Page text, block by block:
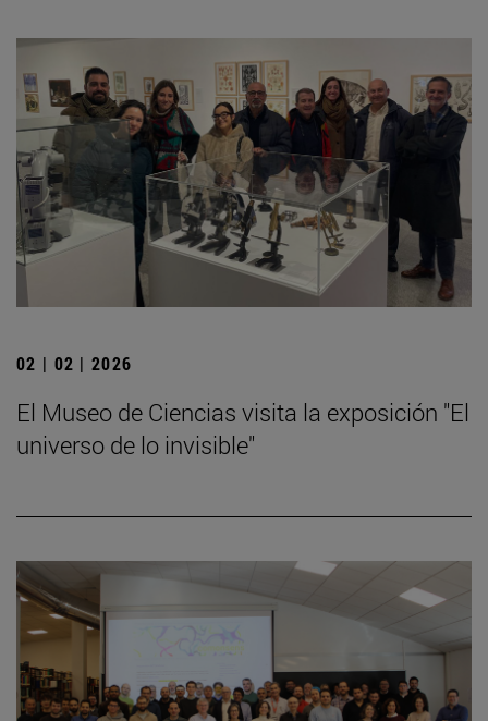
02 | 02 | 2026
El Museo de Ciencias visita la exposición "El
universo de lo invisible"